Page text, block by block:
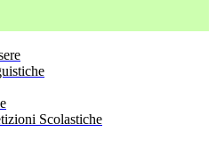
Scolastiche